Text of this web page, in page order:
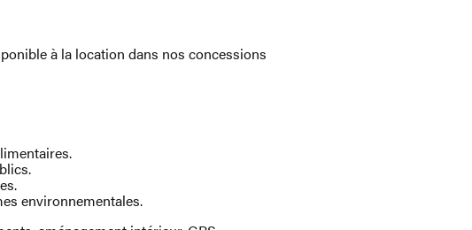
à la location dans nos concessions
environnementales.